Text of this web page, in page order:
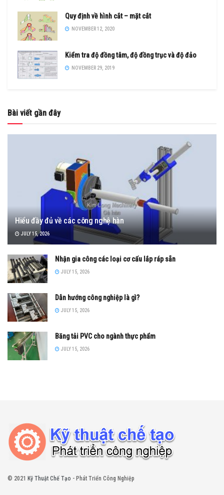
Quy định về hình cắt – mặt cắt
NOVEMBER 12, 2020
Kiểm tra độ đồng tâm, độ đồng trục và độ đảo
NOVEMBER 29, 2019
Bài viết gần đây
Hiểu đầy đủ về các công nghệ hàn
JULY 15, 2026
Nhận gia công các loại cơ cấu lắp ráp sẵn
JULY 15, 2026
Dẫn hướng công nghiệp là gì?
JULY 15, 2026
Băng tải PVC cho ngành thực phẩm
JULY 15, 2026
© 2021 Kỹ Thuật Chế Tạo - Phát Triển Công Nghiệp